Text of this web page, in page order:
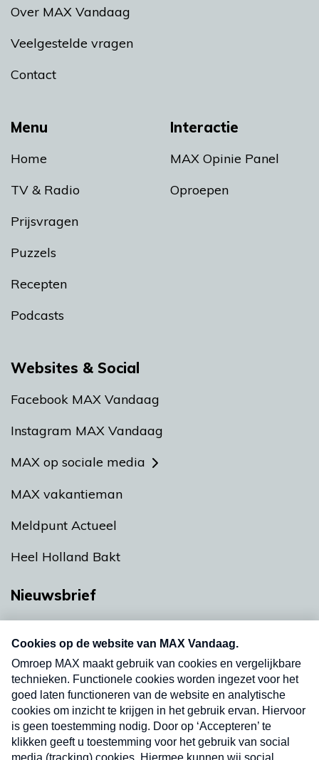
Menu
Home
TV & Radio
Prijsvragen
Puzzels
Recepten
Podcasts
Interactie
MAX Opinie Panel
Oproepen
Over MAX Vandaag
Veelgestelde vragen
Contact
Websites & Social
Facebook MAX Vandaag
Instagram MAX Vandaag
MAX op sociale media
MAX vakantieman
Meldpunt Actueel
Heel Holland Bakt
Nieuwsbrief
nieuwsbrief. Elke vrijdag- en dinsdagochtend in
uw mailbox.
Verzend